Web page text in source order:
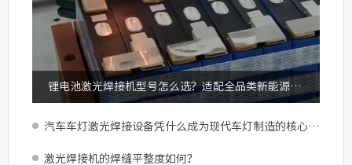
锂电池激光焊接机型号怎么选？适配全品类新能源锂电加工
汽车车灯激光焊接设备凭什么成为现代车灯制造的核心配置？
激光焊接机的焊缝平整度如何？